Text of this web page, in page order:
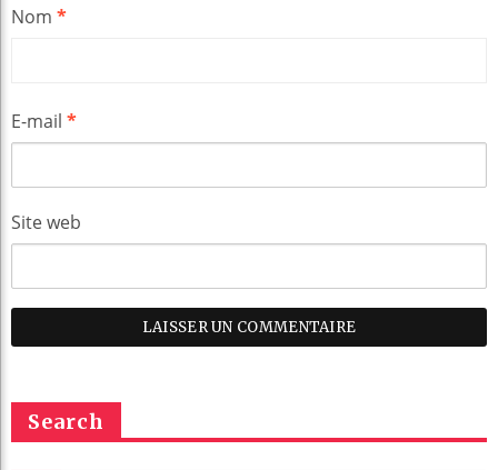
Nom *
E-mail *
Site web
Search